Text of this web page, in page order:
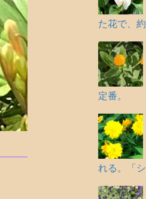
た花で、
定番。
れる。「